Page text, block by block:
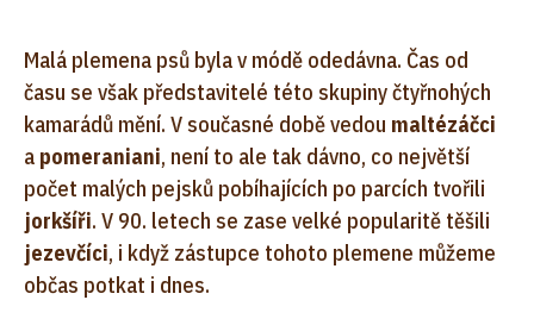
Malá plemena psů byla v módě odedávna. Čas od
času se však představitelé této skupiny čtyřnohých
kamarádů mění. V současné době vedou maltézáčci
a pomeraniani, není to ale tak dávno, co největší
počet malých pejsků pobíhajících po parcích tvořili
jorkšíři. V 90. letech se zase velké popularitě těšili
jezevčíci, i když zástupce tohoto plemene můžeme
občas potkat i dnes.